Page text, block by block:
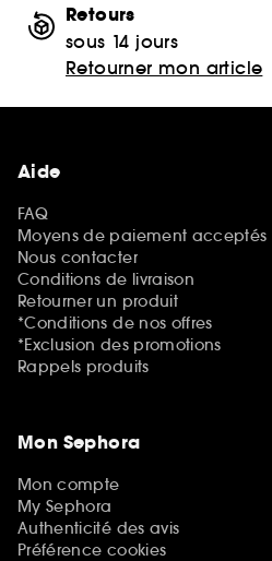
Retours
sous 14 jours
Retourner mon article
Aide
FAQ
Moyens de paiement acceptés
Nous contacter
Conditions de livraison
Retourner un produit
*Conditions de nos offres
*Exclusion des promotions
Rappels produits
Mon Sephora
Mon compte
My Sephora
Authenticité des avis
Préférence cookies